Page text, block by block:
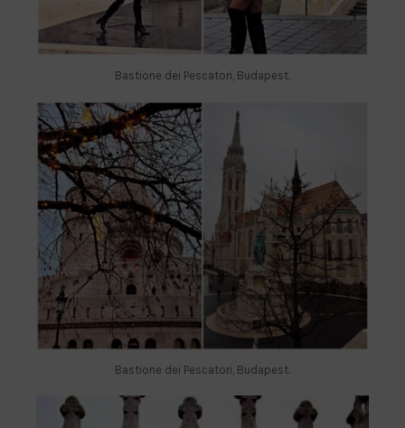
Bastione dei Pescatori, Budapest.
Bastione dei Pescatori, Budapest.